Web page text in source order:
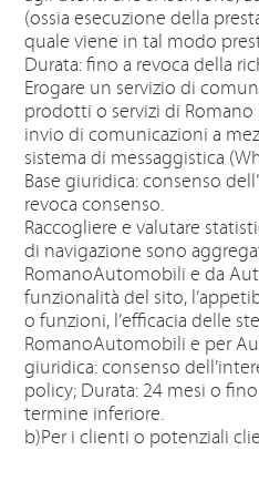
(ossia esecuzione della
quale viene in tal modo
Durata: fino a revoca della
Erogare un servizio di
prodotti o servizi di
invio di comunicazioni a
sistema di messaggistica
Base giuridica: consenso
revoca consenso.
Raccogliere e valutare
di navigazione sono
RomanoAutomobili e da
funzionalità del sito,
o funzioni, l’efficacia delle
RomanoAutomobili e per
giuridica: consenso
policy; Durata: 24 mesi o
termine inferiore.
b)Per i clienti o potenziali